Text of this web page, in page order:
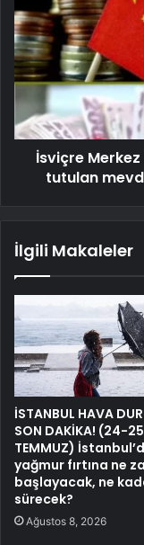
İsviçre Merkez
tutulan
İlgili Makaleler
İSTANBUL HAVA
SON DAKİKA! (24-25
TEMMUZ)
yağmur fırtına ne
başlayacak, ne
sürecek?
Ağustos 8, 2026